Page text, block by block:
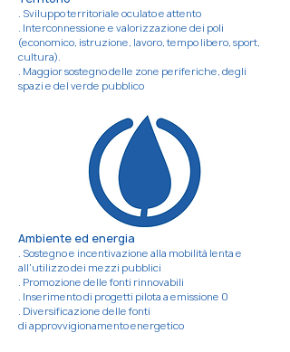
. Sviluppo territoriale oculato e attento
. Interconnessione e valorizzazione dei poli
(economico, istruzione, lavoro, tempo libero, sport,
cultura).
. Maggior sostegno delle zone periferiche, degli
spazi e del verde pubblico
Ambiente ed energia
. Sostegno e incentivazione alla mobilità lenta e
all'utilizzo dei mezzi pubblici
. Promozione delle fonti rinnovabili
. Inserimento di progetti pilota a emissione 0
. Diversificazione delle fonti
di approvvigionamentoenergetico